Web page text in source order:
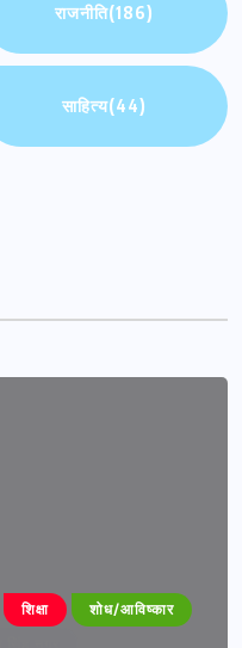
राजनीति(186)
साहित्य(44)
शिक्षा शोध/आविष्कार